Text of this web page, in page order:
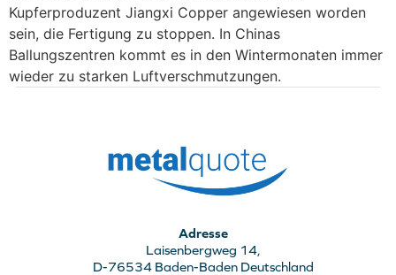
Kupferproduzent Jiangxi Copper angewiesen worden
sein, die Fertigung zu stoppen. In Chinas
Ballungszentren kommt es in den Wintermonaten immer
wieder zu starken Luftverschmutzungen.
Adresse
Laisenbergweg 14,
D-76534 Baden-Baden Deutschland